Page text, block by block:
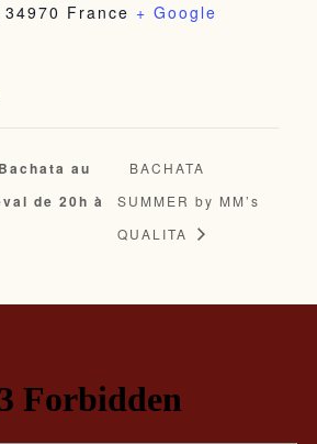
34970 France + Google
au
de 20h à
BACHATA
SUMMER by MM’s
QUALITA